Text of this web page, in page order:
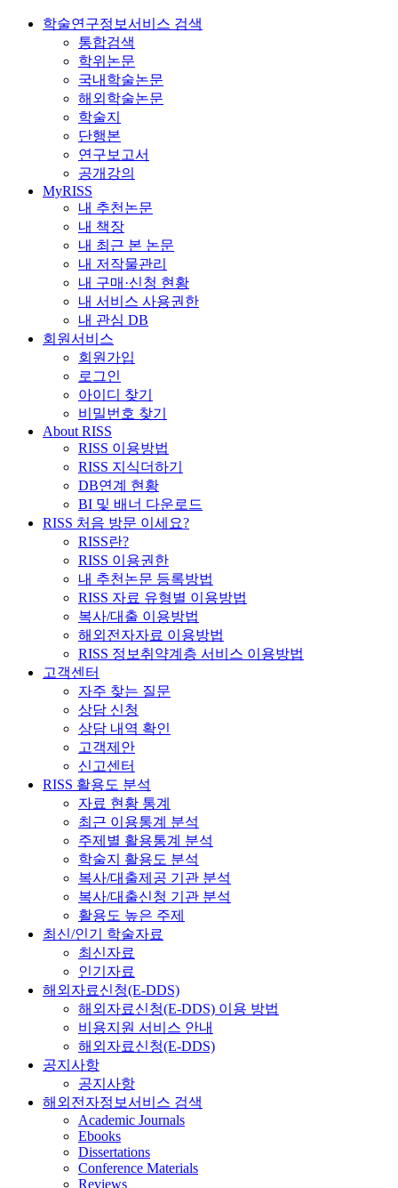
학술연구정보서비스 검색
통합검색
학위논문
국내학술논문
해외학술논문
학술지
단행본
연구보고서
공개강의
MyRISS
내 추천논문
내 책장
내 최근 본 논문
내 저작물관리
내 구매·신청 현황
내 서비스 사용권한
내 관심 DB
회원서비스
회원가입
로그인
아이디 찾기
비밀번호 찾기
About RISS
RISS 이용방법
RISS 지식더하기
DB연계 현황
BI 및 배너 다운로드
RISS 처음 방문 이세요?
RISS란?
RISS 이용권한
내 추천논문 등록방법
RISS 자료 유형별 이용방법
복사/대출 이용방법
해외전자자료 이용방법
RISS 정보취약계층 서비스 이용방법
고객센터
자주 찾는 질문
상담 신청
상담 내역 확인
고객제안
신고센터
RISS 활용도 분석
자료 현황 통계
최근 이용통계 분석
주제별 활용통계 분석
학술지 활용도 분석
복사/대출제공 기관 분석
복사/대출신청 기관 분석
활용도 높은 주제
최신/인기 학술자료
최신자료
인기자료
해외자료신청(E-DDS)
해외자료신청(E-DDS) 이용 방법
비용지원 서비스 안내
해외자료신청(E-DDS)
공지사항
공지사항
해외전자정보서비스 검색
Academic Journals
Ebooks
Dissertations
Conference Materials
Reviews